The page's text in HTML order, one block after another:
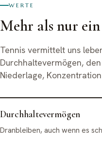
WERTE
Mehr als nur
Tennis vermittelt uns
Durchhaltevermögen,
Niederlage,
Durchhaltevermögen
Dranbleiben, auch wenn es